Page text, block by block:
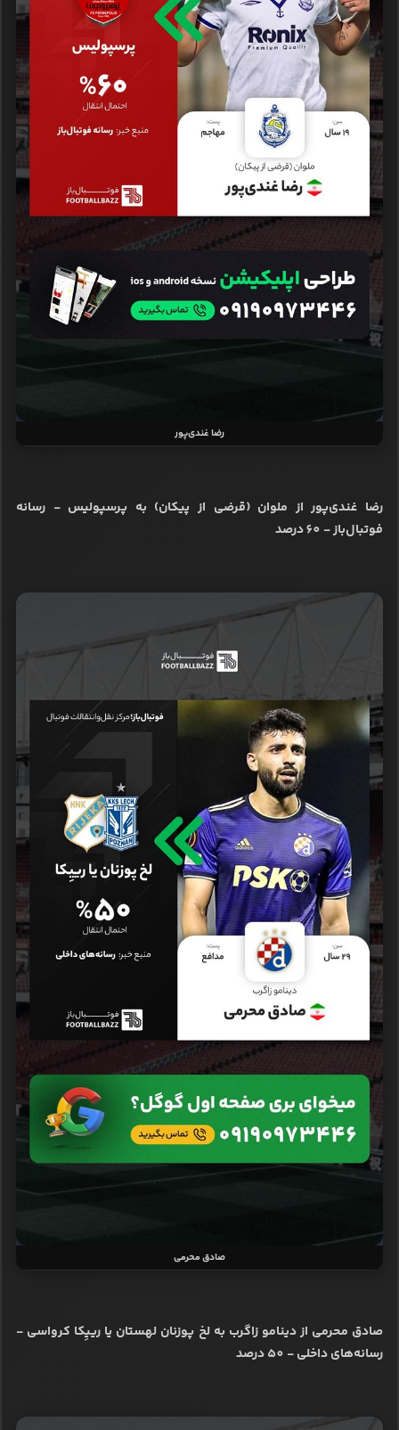
رضا غندی‌پور
رضا غندی‌پور از ملوان (قرضی از پیکان) به پرسپولیس - رسانه
فوتبال‌باز - 60 درصد
صادق محرمی
صادق محرمی از دینامو زاگرب به لخ پوزنان لهستان یا رییِکا کرواسی -
رسانه‌های داخلی - 50 درصد